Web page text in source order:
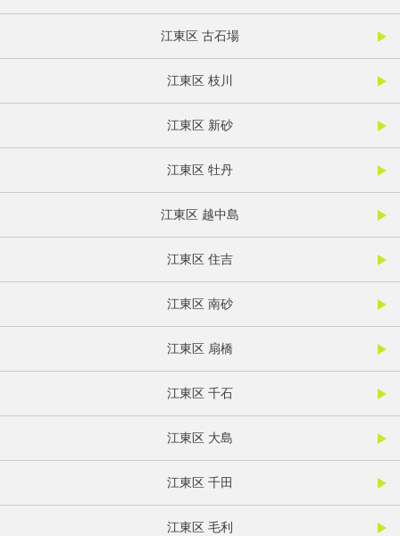
江東区 古石場
江東区 枝川
江東区 新砂
江東区 牡丹
江東区 越中島
江東区 住吉
江東区 南砂
江東区 扇橋
江東区 千石
江東区 大島
江東区 千田
江東区 毛利